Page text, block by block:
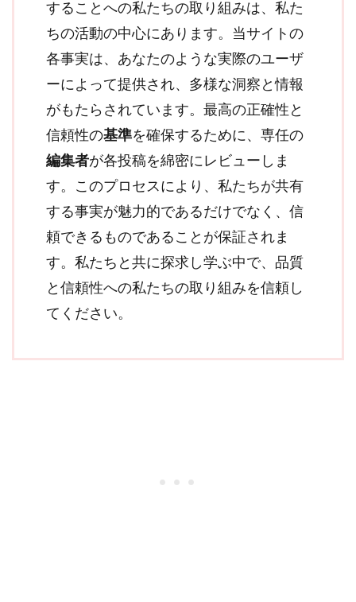
することへの私たちの取り組みは、私た
ちの活動の中心にあります。当サイトの
各事実は、あなたのような実際のユーザ
ーによって提供され、多様な洞察と情報
がもたらされています。最高の正確性と
信頼性の基準を確保するために、専任の
編集者が各投稿を綿密にレビューしま
す。このプロセスにより、私たちが共有
する事実が魅力的であるだけでなく、信
頼できるものであることが保証されま
す。私たちと共に探求し学ぶ中で、品質
と信頼性への私たちの取り組みを信頼し
てください。